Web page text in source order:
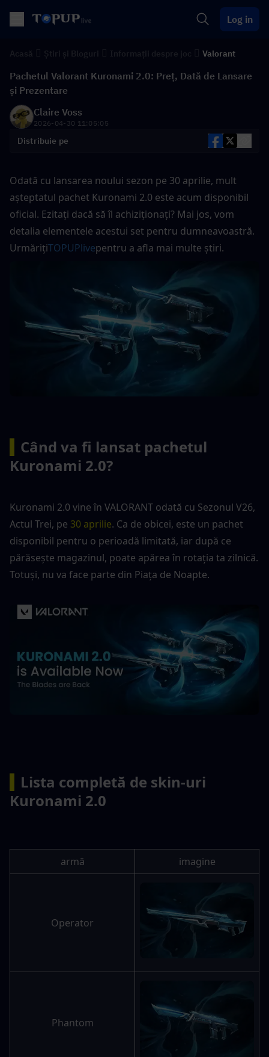
Log in
Valorant
Pachetul Valorant Kuronami 2.0: Preț, Dată de Lansare
și Prezentare
Claire Voss
2026-04-30 11:05:05
Distribuie pe
Odată cu lansarea noului sezon pe 30 aprilie, mult
așteptatul pachet Kuronami 2.0 este acum disponibil
oficial. Ezitați dacă să îl achiziționați? Mai jos, vom
detalia elementele acestui set pentru dumneavoastră.
UrmărițiTOPUPlivepentru a afla mai multe știri.
Când va fi lansat pachetul
Kuronami 2.0?
Kuronami 2.0 vine în VALORANT odată cu Sezonul V26,
Actul Trei, pe 30 aprilie. Ca de obicei, este un pachet
disponibil pentru o perioadă limitată, iar după ce
părăsește magazinul, poate apărea în rotația ta zilnică.
Totuși, nu va face parte din Piața de Noapte.
Lista completă de skin-uri
Kuronami 2.0
armă imagine
Operator
Phantom